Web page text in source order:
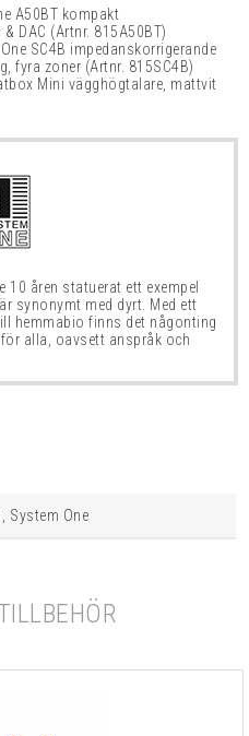
A50BT kompakt
DAC (Artnr. 815A50BT)
SC4B impedanskorrigerande
fyra zoner (Artnr. 815SC4B)
Mini vägghögtalare, mattvit
10 åren statuerat ett exempel
synonymt med dyrt. Med ett
hemmabio finns det någonting
alla, oavsett anspråk och
, System One